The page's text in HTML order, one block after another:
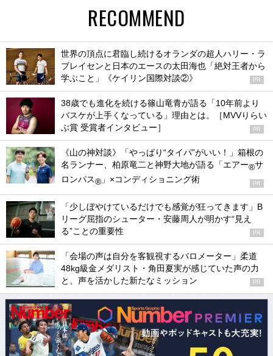
RECOMMEND
世界の頂点に君臨し続けるオランダの超人ハリー・ラ
ブレイセンと日本のエースの太田海也「絶対王者から
学ぶこと」《ケイリン国際対談②》
PR
38歳でも進化を続ける篠山竜青が語る「10年前より
バスケが上手くなっている」理由とは。［MVVりらい
ぶ賞 受賞者インタビュー］
PR
《山の神対談》「やっぱり“タイパ”がいい！」箱根の
名ランナー、柏原竜二と神野大地が語る「エアー®サ
ロンパス® 」×コンディショニング術 PR
「少しぼやけているだけでも感覚が狂ってきます」B
リーグ屈指のシューター・安藤周人が明かす“見え
る”ことの重要性
PR
「会場の声は自分を客観視するバロメーター」柔道
48kg級金メダリスト・角田夏実が感じていた声の力
と、声を活かした新たなミッション
PR